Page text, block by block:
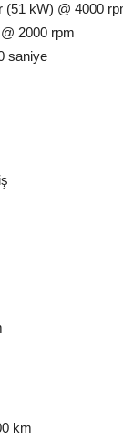
(51 kW) @ 4000
2000 rpm
saniye
km